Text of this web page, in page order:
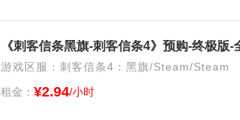
《刺客信条黑旗-刺客信条4》预购-终极版
游戏区服：刺客信条4：黑旗/Steam/Steam
租金： ¥2.94/小时